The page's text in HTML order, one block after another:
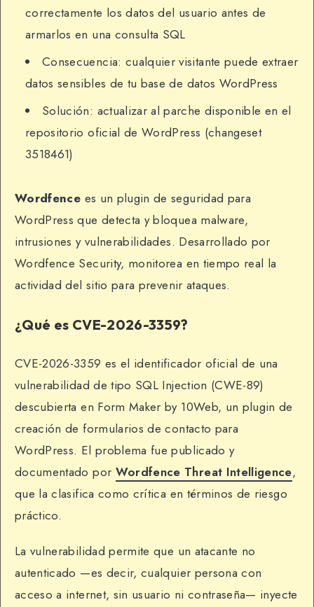
correctamente los datos del usuario antes de
armarlos en una consulta SQL
Consecuencia: cualquier visitante puede extraer
datos sensibles de tu base de datos WordPress
Solución: actualizar al parche disponible en el
repositorio oficial de WordPress (changeset
3518461)
Wordfence es un plugin de seguridad para
WordPress que detecta y bloquea malware,
intrusiones y vulnerabilidades. Desarrollado por
Wordfence Security, monitorea en tiempo real la
actividad del sitio para prevenir ataques.
¿Qué es CVE-2026-3359?
CVE-2026-3359 es el identificador oficial de una
vulnerabilidad de tipo SQL Injection (CWE-89)
descubierta en Form Maker by 10Web, un plugin de
creación de formularios de contacto para
WordPress. El problema fue publicado y
documentado por Wordfence Threat Intelligence,
que la clasifica como crítica en términos de riesgo
práctico.
La vulnerabilidad permite que un atacante no
autenticado —es decir, cualquier persona con
acceso a internet, sin usuario ni contraseña— inyecte